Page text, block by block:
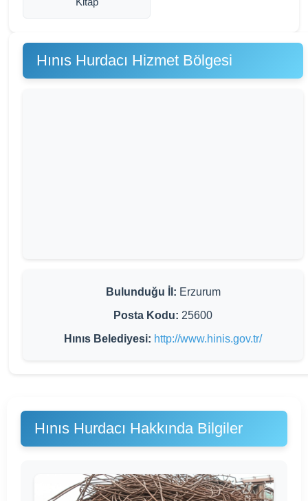
Hınıs Hurdacı Hizmet Bölgesi
Bulunduğu İl: Erzurum
Posta Kodu: 25600
Hınıs Belediyesi: http://www.hinis.gov.tr/
Hınıs Hurdacı Hakkında Bilgiler